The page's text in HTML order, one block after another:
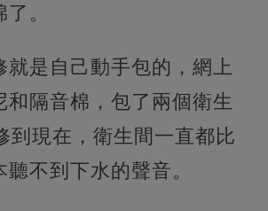
。
就是自己動手包的，網上
和隔音棉，包了兩個衛生
到現在，衛生間一直都比
不到下水的聲音。